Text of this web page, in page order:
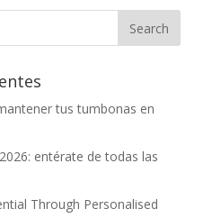
tus tumbonas en
entérate de todas las
Through Personalised